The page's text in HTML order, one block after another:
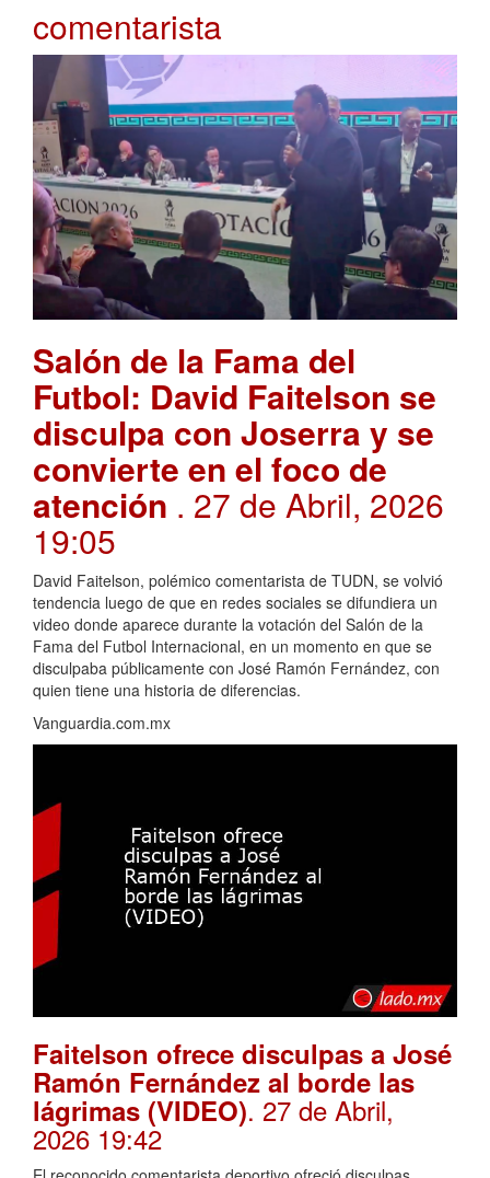
comentarista
Salón de la Fama del
Futbol: David Faitelson se
disculpa con Joserra y se
convierte en el foco de
atención . 27 de Abril, 2026
19:05
David Faitelson, polémico comentarista de TUDN, se volvió
tendencia luego de que en redes sociales se difundiera un
video donde aparece durante la votación del Salón de la
Fama del Futbol Internacional, en un momento en que se
disculpaba públicamente con José Ramón Fernández, con
quien tiene una historia de diferencias.
Vanguardia.com.mx
Faitelson ofrece disculpas a José
Ramón Fernández al borde las
lágrimas (VIDEO). 27 de Abril,
2026 19:42